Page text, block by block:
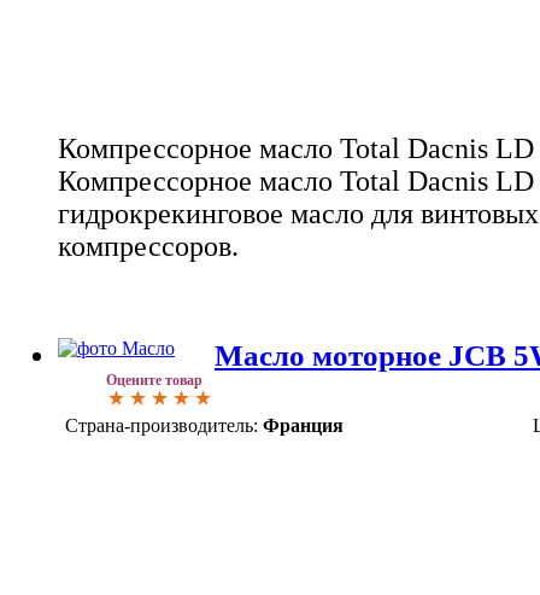
Компрессорное масло Total Dacnis
Компрессорное масло Total Dacnis
гидрокрекинговое масло для
компрессоров.
Оцените товар
Масло моторное JCB
Страна-производитель: Франция